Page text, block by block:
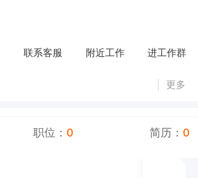
联系客服 附近工作 进工作群
更多
职位： 0 简历：0